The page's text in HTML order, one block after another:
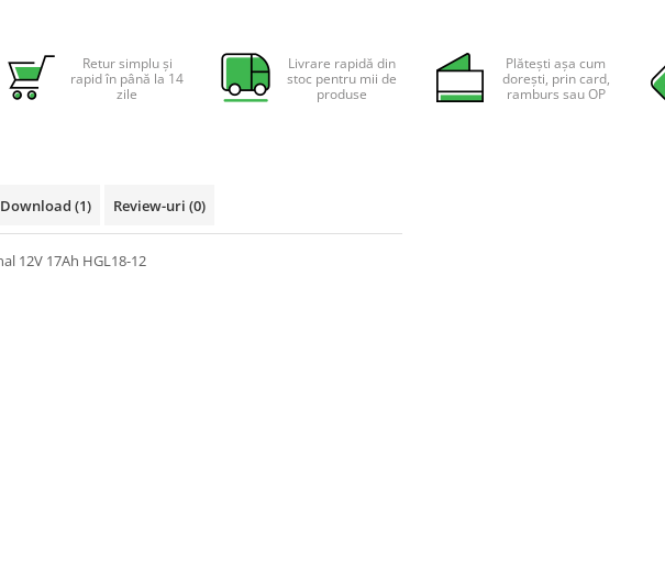
Facebook
Retur simplu și
rapid în până la 14
zile
Livrare rapidă din
stoc pentru mii de
produse
Plătești așa cum
dorești, prin card,
ramburs sau OP
Download (1) Review-uri (0)
12V 17Ah HGL18-12